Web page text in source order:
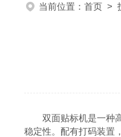
当前位置： 首页 >
双面贴标机是一种高
稳定性。配有打码装置